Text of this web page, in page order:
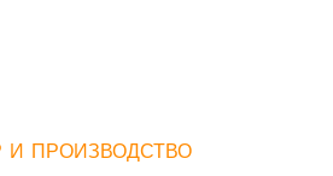
И ПРОИЗВОДСТВО